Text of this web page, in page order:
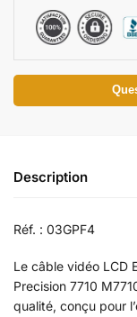
Description
Réf. : 03GPF4
Le câble vidéo LCD
Precision 7710
qualité, conçu pour